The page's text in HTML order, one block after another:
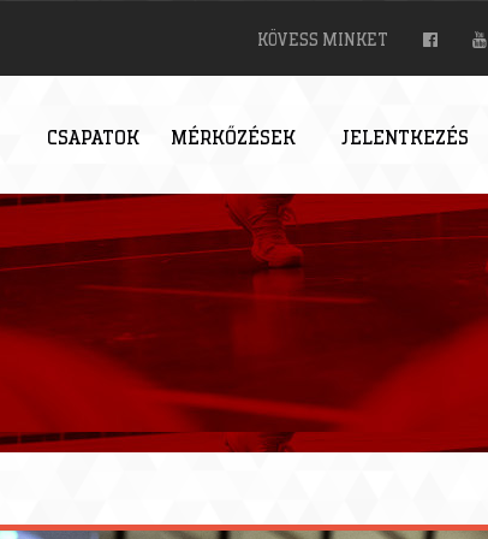
KÖVESS MINKET
CSAPATOK MÉRKŐZÉSEK JELENTKEZÉS